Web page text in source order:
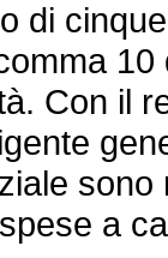
Con il
a